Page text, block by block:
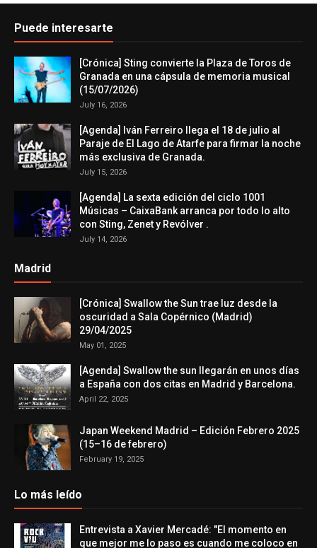
Puede interesarte
[Crónica] Sting convierte la Plaza de Toros de
Granada en una cápsula de memoria musical
(15/07/2026)
July 16, 2026
[Agenda] Iván Ferreiro llega el 18 de julio al
Paraje de El Lago de Atarfe para firmar la noche
más exclusiva de Granada.
July 15, 2026
[Agenda] La sexta edición del ciclo 1001
Músicas – CaixaBank arranca por todo lo alto
con Sting, Zenet y Revólver .
July 14, 2026
Madrid
[Crónica] Swallow the Sun trae luz desde la
oscuridad a Sala Copérnico (Madrid)
29/04/2025
May 01, 2025
[Agenda] Swallow the sun llegarán en unos días
a España con dos citas en Madrid y Barcelona.
April 22, 2025
Japan Weekend Madrid – Edición Febrero 2025
(15–16 de febrero)
February 19, 2025
Lo más leído
Entrevista a Xavier Mercadé: "El momento en
que mejor me lo paso es cuando me coloco en